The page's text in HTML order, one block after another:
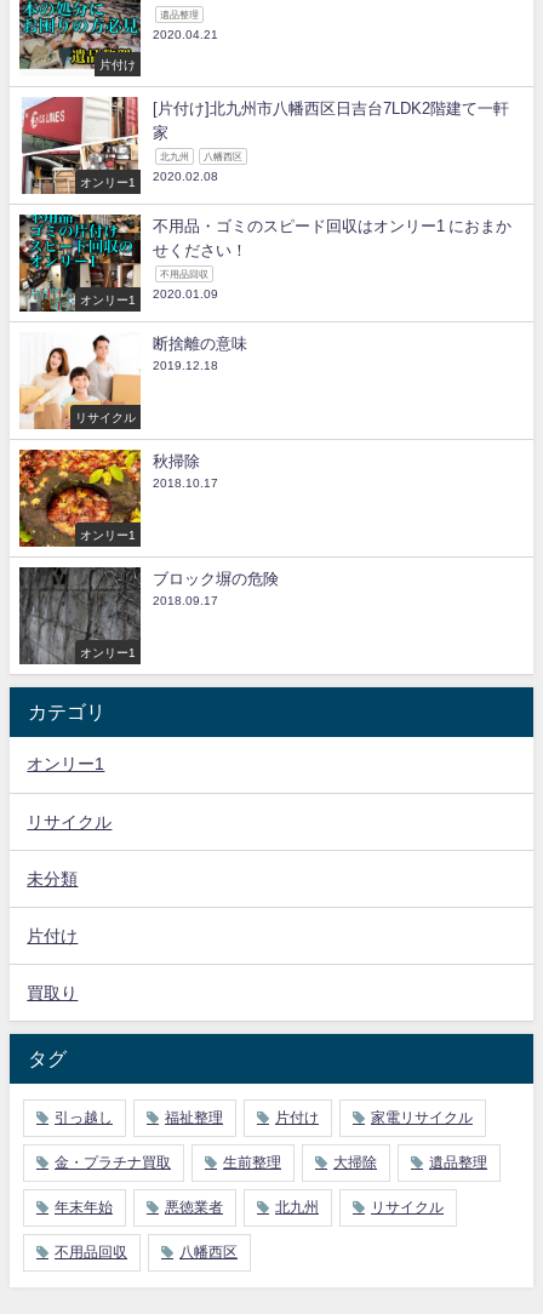
片付け
遺品整理
2020.04.21
オンリー1
[片付け]北九州市八幡西区日吉台7LDK2階建て一軒
家
北九州 八幡西区
2020.02.08
オンリー1
不用品・ゴミのスピード回収はオンリー1 におまか
せください！
不用品回収
2020.01.09
リサイクル
断捨離の意味
2019.12.18
オンリー1
秋掃除
2018.10.17
オンリー1
ブロック塀の危険
2018.09.17
カテゴリ
オンリー1
リサイクル
未分類
片付け
買取り
タグ
引っ越し 福祉整理 片付け 家電リサイクル
金・プラチナ買取 生前整理 大掃除 遺品整理
年末年始 悪徳業者 北九州 リサイクル
不用品回収 八幡西区